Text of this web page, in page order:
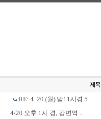
제목
RE: 4. 20.(월) 밤11시경 5..
4/20 오후 1시 경, 강변역 ..